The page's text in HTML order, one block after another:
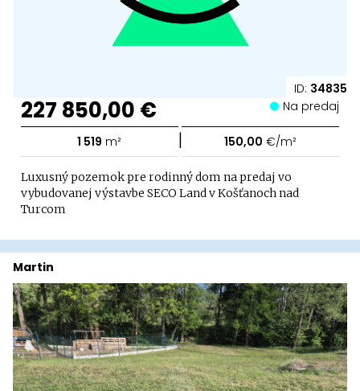
ID: 34835
227 850,00 € Na predaj
1 519 m² | 150,00 €/m²
Luxusný pozemok pre rodinný dom na predaj vo
vybudovanej výstavbe SECO Land v Košťanoch nad
Turcom
Martin